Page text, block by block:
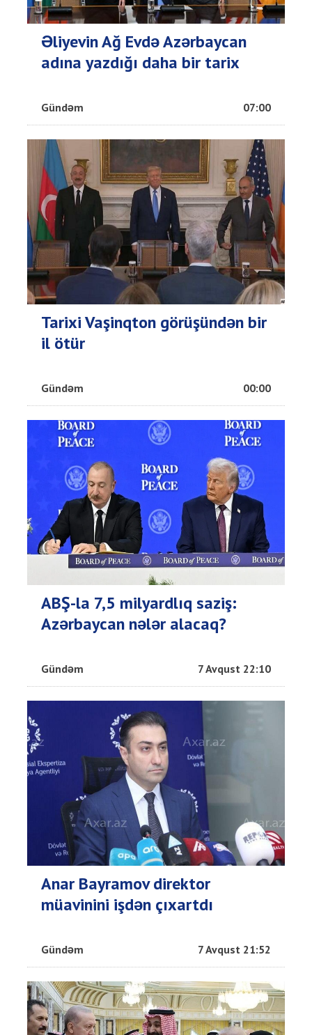
Əliyevin Ağ Evdə Azərbaycan
adına yazdığı daha bir tarix
Gündəm 07:00
Tarixi Vaşinqton görüşündən bir
il ötür
Gündəm 00:00
ABŞ-la 7,5 milyardlıq saziş:
Azərbaycan nələr alacaq?
Gündəm 7 Avqust 22:10
Anar Bayramov direktor
müavinini işdən çıxartdı
Gündəm 7 Avqust 21:52